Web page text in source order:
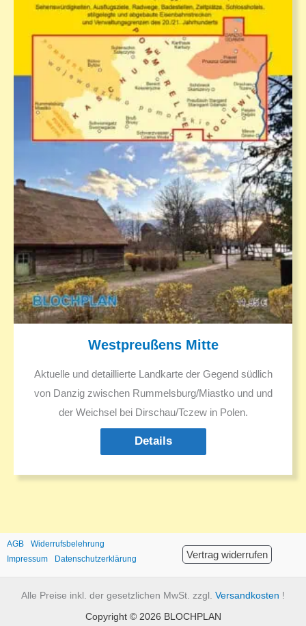
Westpreußens Mitte
Aktuelle und detaillierte Landkarte der Gegend südlich
von Danzig zwischen Rummelsburg/Miastko und und
der Weichsel bei Dirschau/Tczew in Polen.
Details
AGB
Widerrufsbelehrung
Impressum
Datenschutzerklärung Vertrag widerrufen
Alle Preise inkl. der gesetzlichen MwSt. zzgl. Versandkosten !
Copyright © 2026 BLOCHPLAN